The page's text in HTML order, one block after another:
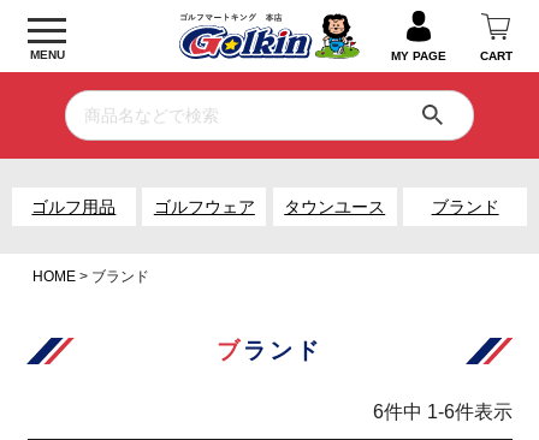
MENU MY PAGE CART
ゴルフ用品 ゴルフウェア タウンユース ブランド
HOME ブランド
ブランド
6件中 1-6件表示